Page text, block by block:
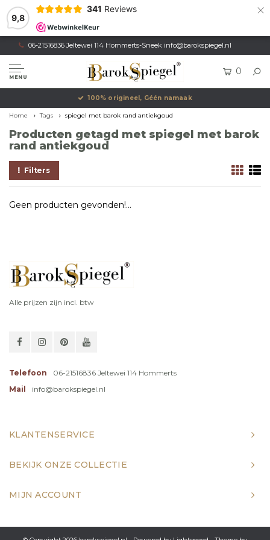
9,8
341 Reviews ×
06-21516836 Jeltewei 114 Hommerts-Sneek info@barokspiegel.nl
MENU
0
100% origineel, Géén namaak
Home Tags spiegel met barok rand antiekgoud
Producten getagd met spiegel met barok
rand antiekgoud
Filters
Geen producten gevonden!...
Alle prijzen zijn incl. btw
Telefoon
06-21516836 Jeltewei 114 Hommerts
Mail
info@barokspiegel.nl
KLANTENSERVICE
BEKIJK ONZE COLLECTIE
MIJN ACCOUNT